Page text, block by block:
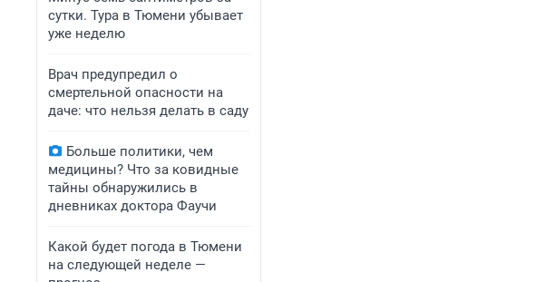
сутки. Тура в Тюмени убывает
уже неделю
Врач предупредил о
смертельной опасности на
даче: что нельзя делать в саду
Больше политики, чем
медицины? Что за ковидные
тайны обнаружились в
дневниках доктора Фаучи
Какой будет погода в Тюмени
на следующей неделе —